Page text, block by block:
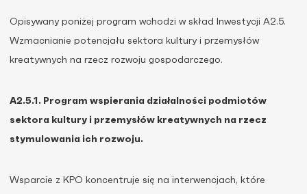
Opisywany poniżej program wchodzi w skład Inwestycji A2.5.
Wzmacnianie potencjału sektora kultury i przemysłów
kreatywnych na rzecz rozwoju gospodarczego.
A2.5.1. Program wspierania działalności podmiotów
sektora kultury i przemysłów kreatywnych na rzecz
stymulowania ich rozwoju.
Wsparcie z KPO koncentruje się na interwencjach, które